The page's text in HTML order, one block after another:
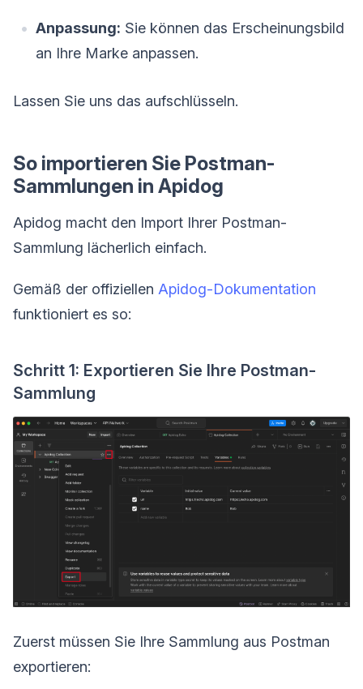
Anpassung: Sie können das Erscheinungsbild
an Ihre Marke anpassen.
Lassen Sie uns das aufschlüsseln.
So importieren Sie Postman-
Sammlungen in Apidog
Apidog macht den Import Ihrer Postman-
Sammlung lächerlich einfach.
Gemäß der offiziellen Apidog-Dokumentation
funktioniert es so:
Schritt 1: Exportieren Sie Ihre Postman-
Sammlung
Zuerst müssen Sie Ihre Sammlung aus Postman
exportieren: